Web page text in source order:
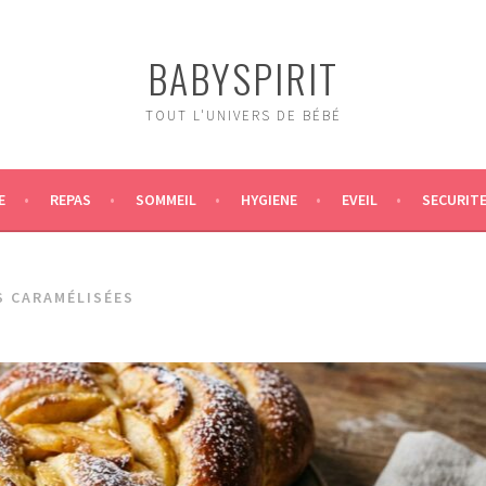
BABYSPIRIT
TOUT L'UNIVERS DE BÉBÉ
REPAS SOMMEIL HYGIENE EVEIL SECURITE
CARAMÉLISÉES